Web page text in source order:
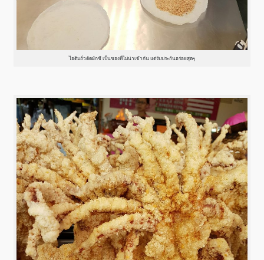
ไอติมถั่วตัดผักชี เป็นของที่ไม่น่าเข้ากัน แต่รับประกันอร่อยสุดๆ